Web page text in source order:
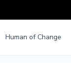
Human of Change